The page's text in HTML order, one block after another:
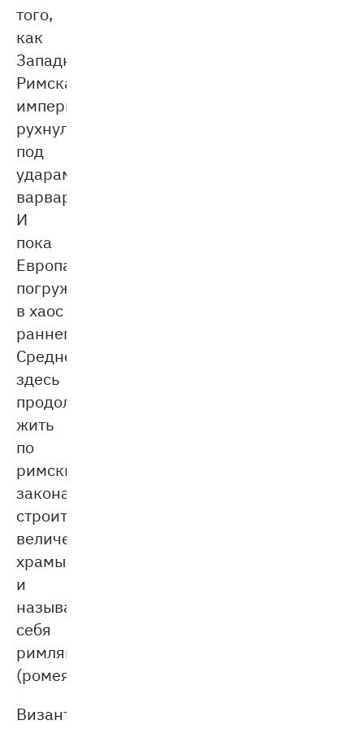
того,
как
Западная
Римская
империя
рухнула
под
ударами
варваров.
И
пока
Европа
погружалась
в хаос
раннего
Средневековья,
здесь
продолжали
жить
по
римским
законам,
строить
величественные
храмы
и
называли
себя
римлянами
(ромеями).
Византийская